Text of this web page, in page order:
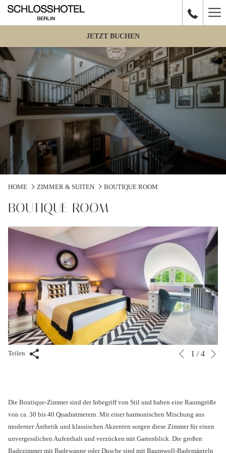
JETZT BUCHEN
HOME ZIMMER & SUITEN BOUTIQUE ROOM
BOUTIQUE ROOM
Teilen
Diashow-
Durch
folgenden
Links
wird
der
obige
Züruck
1 /4
Die Boutique-Zimmer sind der Inbegriff von Stil und haben eine Raumgröße
von ca. 30 bis 40 Quadratmetern. Mit einer harmonischen Mischung aus
moderner Ästhetik und klassischen Akzenten sorgen diese Zimmer für einen
unvergesslichen Aufenthalt und verzücken mit Gartenblick. Die großen
Badezimmer mit Badewanne oder Dusche sind mit Baumwoll-Bademänteln